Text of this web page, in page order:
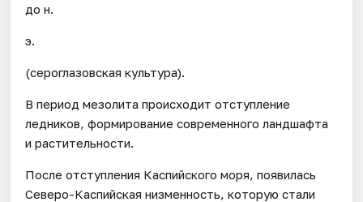
до н.
э.
(сероглазовская культура).
В период мезолита происходит отступление
ледников, формирование современного ландшафта
и растительности.
После отступления Каспийского моря, появилась
Северо-Каспийская низменность, которую стали